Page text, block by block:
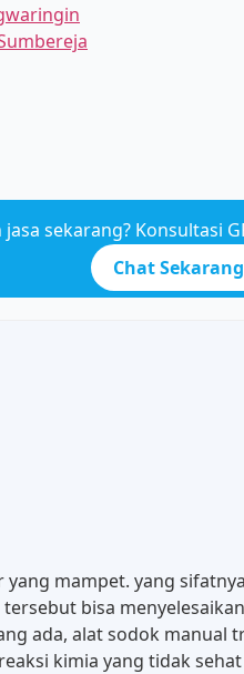
sekarang? Konsultasi
Chat Sekarang
mampet. yang
bisa
ada, alat sodok
kimia yang tidak